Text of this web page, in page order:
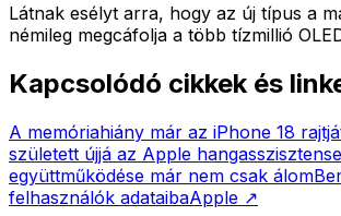
Látnak esélyt arra, hogy az új típus a
némileg megcáfolja a több tízmillió
Kapcsolódó cikkek és
A memóriahiány már az iPhone 18
született újjá az Apple hangasszisztense
együttműködése már nem csak álom
felhasználók adataibaApple ↗